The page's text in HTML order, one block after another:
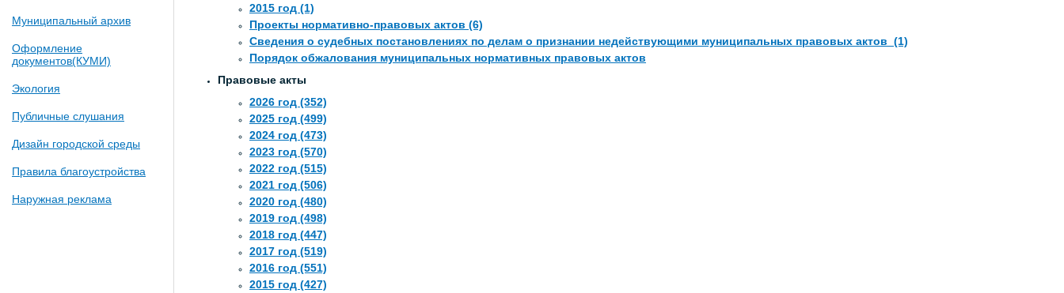
Муниципальный архив
Оформление
документов(КУМИ)
Экология
Публичные слушания
Дизайн городской среды
Правила благоустройства
Наружная реклама
2015 год (1)
Проекты нормативно-правовых актов (6)
Сведения о судебных постановлениях по делам о признании недействующими муниципальных правовых актов (1)
Порядок обжалования муниципальных нормативных правовых актов
Правовые акты
2026 год (352)
2025 год (499)
2024 год (473)
2023 год (570)
2022 год (515)
2021 год (506)
2020 год (480)
2019 год (498)
2018 год (447)
2017 год (519)
2016 год (551)
2015 год (427)